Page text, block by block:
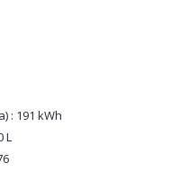
: 191 kWh
L